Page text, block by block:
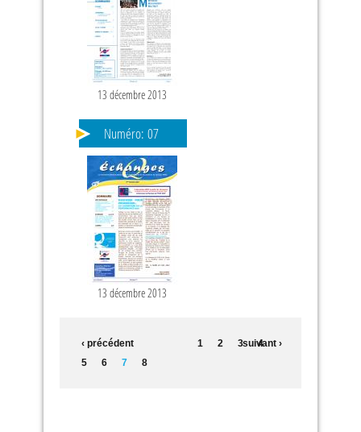
13 décembre 2013
Numéro: 07
13 décembre 2013
‹ précédent 1 2 3
4
5
6 7 8
suivant ›